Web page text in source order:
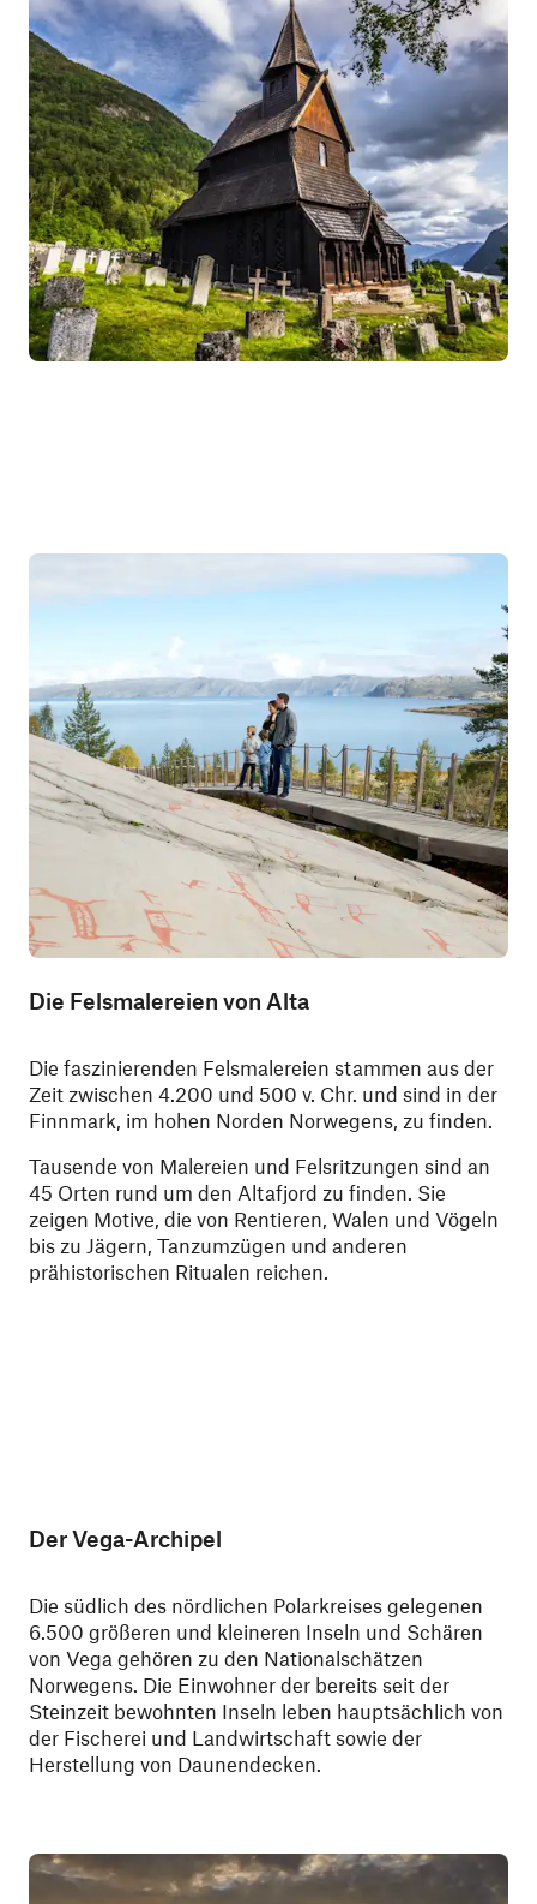
Die Felsmalereien von Alta
Die faszinierenden Felsmalereien stammen aus der
Zeit zwischen 4.200 und 500 v. Chr. und sind in der
Finnmark, im hohen Norden Norwegens, zu finden.
Tausende von Malereien und Felsritzungen sind an
45 Orten rund um den Altafjord zu finden. Sie
zeigen Motive, die von Rentieren, Walen und Vögeln
bis zu Jägern, Tanzumzügen und anderen
prähistorischen Ritualen reichen.
Der Vega-Archipel
Die südlich des nördlichen Polarkreises gelegenen
6.500 größeren und kleineren Inseln und Schären
von Vega gehören zu den Nationalschätzen
Norwegens. Die Einwohner der bereits seit der
Steinzeit bewohnten Inseln leben hauptsächlich von
der Fischerei und Landwirtschaft sowie der
Herstellung von Daunendecken.